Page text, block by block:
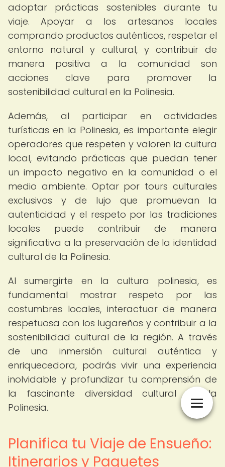
adoptar prácticas sostenibles durante tu
viaje. Apoyar a los artesanos locales
comprando productos auténticos, respetar el
entorno natural y cultural, y contribuir de
manera positiva a la comunidad son
acciones clave para promover la
sostenibilidad cultural en la Polinesia.
Además, al participar en actividades
turísticas en la Polinesia, es importante elegir
operadores que respeten y valoren la cultura
local, evitando prácticas que puedan tener
un impacto negativo en la comunidad o el
medio ambiente. Optar por tours culturales
exclusivos y de lujo que promuevan la
autenticidad y el respeto por las tradiciones
locales puede contribuir de manera
significativa a la preservación de la identidad
cultural de la Polinesia.
Al sumergirte en la cultura polinesia, es
fundamental mostrar respeto por las
costumbres locales, interactuar de manera
respetuosa con los lugareños y contribuir a la
sostenibilidad cultural de la región. A través
de una inmersión cultural auténtica y
enriquecedora, podrás vivir una experiencia
inolvidable y profundizar tu comprensión de
la fascinante diversidad cultural de la
Polinesia.
Planifica tu Viaje de Ensueño:
Itinerarios y Paquetes